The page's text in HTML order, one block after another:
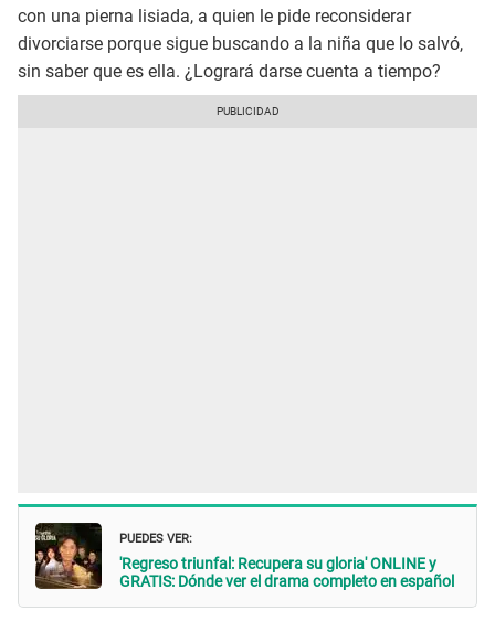
con una pierna lisiada, a quien le pide reconsiderar
divorciarse porque sigue buscando a la niña que lo salvó,
sin saber que es ella. ¿Logrará darse cuenta a tiempo?
PUEDES VER:
'Regreso triunfal: Recupera su gloria' ONLINE y
GRATIS: Dónde ver el drama completo en español